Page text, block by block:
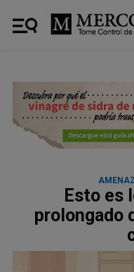
Esto es
prolongado